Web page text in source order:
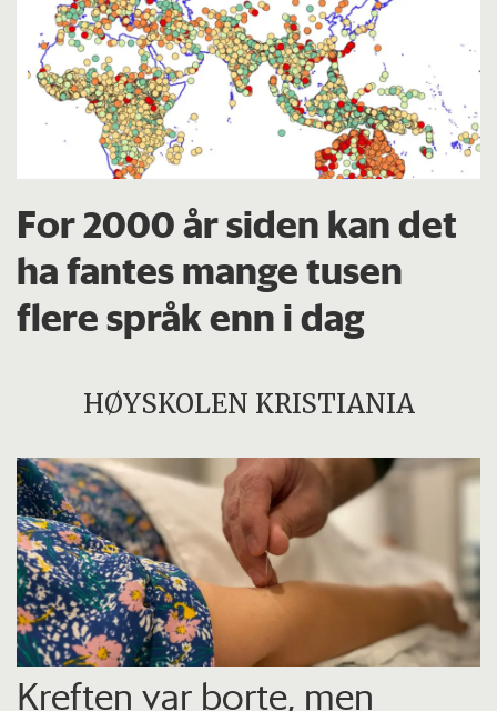
For 2000 år siden kan det
ha fantes mange tusen
flere språk enn i dag
HØYSKOLEN KRISTIANIA
Kreften var borte, men